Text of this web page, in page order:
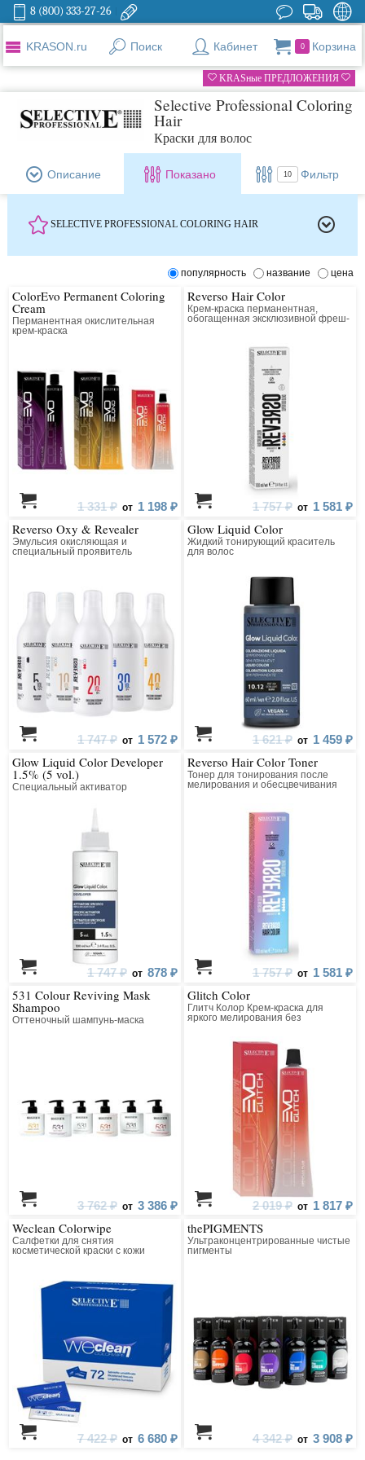
8 (800) 333-27-26
KRASON.ru Поиск Кабинет 0 Корзина
KRASные ПРЕДЛОЖЕНИЯ
Selective Professional Coloring
Hair
Краски для волос
Описание Показано 10 Фильтр
SELECTIVE PROFESSIONAL COLORING HAIR
популярность название цена
ColorEvo Permanent Coloring
Cream
Перманентная окислительная
крем-краска
1 331 ₽ от 1 198 ₽
Reverso Hair Color
Крем-краска перманентная,
обогащенная эксклюзивной фреш-
1 757 ₽ от 1 581 ₽
Reverso Oxy & Revealer
Эмульсия окисляющая и
специальный проявитель
1 747 ₽ от 1 572 ₽
Glow Liquid Color
Жидкий тонирующий краситель
для волос
1 621 ₽ от 1 459 ₽
Glow Liquid Color Developer
1.5% (5 vol.)
Специальный активатор
1 747 ₽ от 878 ₽
Reverso Hair Color Toner
Тонер для тонирования после
мелирования и обесцвечивания
1 757 ₽ от 1 581 ₽
531 Colour Reviving Mask
Shampoo
Оттеночный шампунь-маска
3 762 ₽ от 3 386 ₽
Glitch Color
Глитч Колор Крем-краска для
яркого мелирования без
2 019 ₽ от 1 817 ₽
Weclean Colorwipe
Салфетки для снятия
косметической краски с кожи
7 422 ₽ от 6 680 ₽
thePIGMENTS
Ультраконцентрированные чистые
пигменты
4 342 ₽ от 3 908 ₽